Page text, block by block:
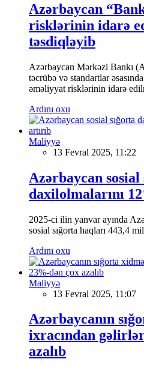
Azərbaycan
risklərinin idarə
təsdiqləyib
Azərbaycan Mərkəzi Bankı
təcrübə və standartlar
əməliyyat risklərinin idarə
Ardını oxu
Maliyyə
13 Fevral 2025, 11:22
Azərbaycan sosial
daxilolmalarını
2025-ci ilin yanvar ayında
sosial sığorta haqları 443,4
Ardını oxu
Maliyyə
13 Fevral 2025, 11:07
Azərbaycanın
ixracından
azalıb